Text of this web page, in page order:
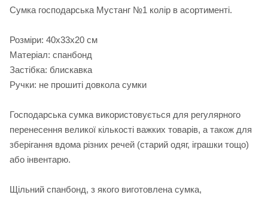
Сумка господарська Мустанг №1 колір в асортименті.
Розміри: 40х33х20 см
Матеріал: спанбонд
Застібка: блискавка
Ручки: не прошиті довкола сумки
Господарська сумка використовується для регулярного
перенесення великої кількості важких товарів, а також для
зберігання вдома різних речей (старий одяг, іграшки тощо)
або інвентарю.
Щільний спанбонд, з якого виготовлена сумка,